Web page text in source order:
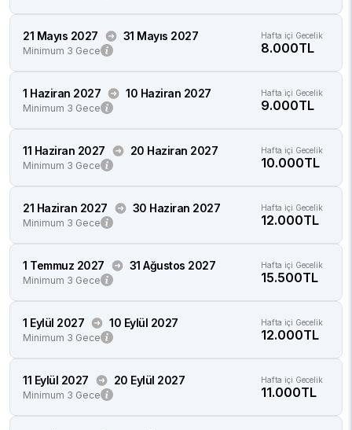
21 Mayıs 2027 31 Mayıs 2027
Minimum 3 Gece
Hafta içi Gecelik
8.000TL
1 Haziran 2027 10 Haziran 2027
Minimum 3 Gece
Hafta içi Gecelik
9.000TL
11 Haziran 2027 20 Haziran 2027
Minimum 3 Gece
Hafta içi Gecelik
10.000TL
21 Haziran 2027 30 Haziran 2027
Minimum 3 Gece
Hafta içi Gecelik
12.000TL
1 Temmuz 2027 31 Ağustos 2027
Minimum 3 Gece
Hafta içi Gecelik
15.500TL
1 Eylül 2027 10 Eylül 2027
Minimum 3 Gece
Hafta içi Gecelik
12.000TL
11 Eylül 2027 20 Eylül 2027
Minimum 3 Gece
Hafta içi Gecelik
11.000TL